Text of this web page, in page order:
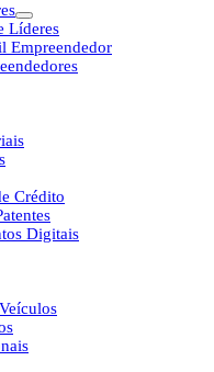
Líderes
Empreendedor
Crédito
Digitais